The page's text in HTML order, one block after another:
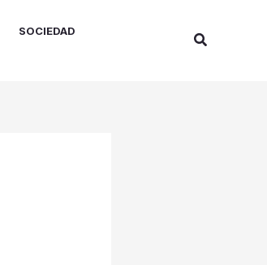
SOCIEDAD
Buscar